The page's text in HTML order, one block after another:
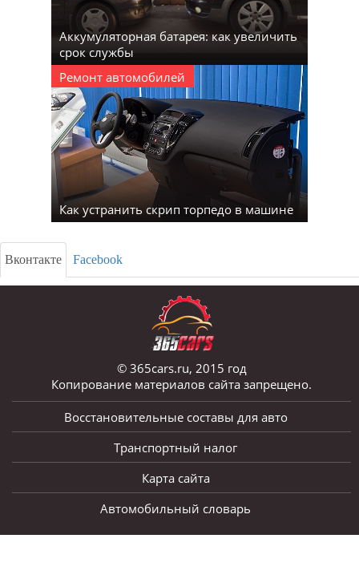
Аккумуляторная батарея: как увеличить
срок службы
Ремонт автомобилей
Как устранить скрип торпедо в машине
Вконтакте Facebook
© 365cars.ru, 2015 год
Копирование материалов сайта запрещено.
Восстановительные составы для авто
Транспортный налог
Карта сайта
Автомобильный словарь